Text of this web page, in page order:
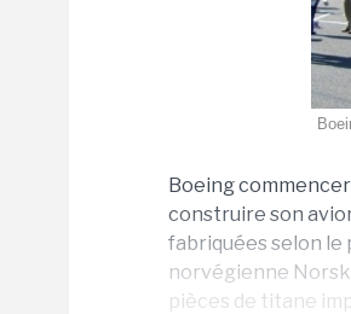
Boeing
construire son
fabriquées selon le
norvégienne Norsk
pièces de titane